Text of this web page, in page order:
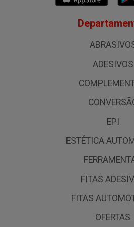
ADESIVOS
EPI
ESTÉTICA
FITAS
FITAS
OFERTAS